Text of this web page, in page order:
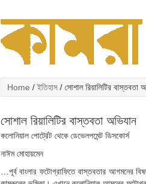
Home / ইতিহাস / সোশাল রিয়ালিটির বাস্তবতা
সোশাল রিয়ালিটির বাস্তবতা অভিযান
কলোনিয়াল পোর্ট্রেট থেকে ডেভেলপমেন্ট ডিসকোর্স
নাঈম মোহায়মেন
…পূর্ব বাংলার ফটোগ্রাফিতে বাস্তবতার আগমনের